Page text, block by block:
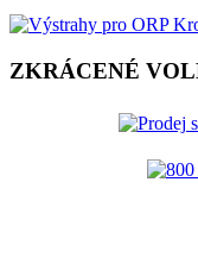
ZKRÁCENÉ